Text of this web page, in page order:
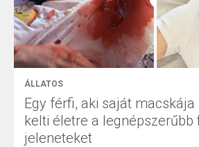
ÁLLATOS
Egy férfi, aki saját
kelti életre a legnépszerűbb
jeleneteket